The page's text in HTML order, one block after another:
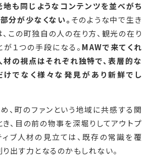
地も同じようなコンテンツを並べがち
分が少なくない。 そのような中で生き
この町独自の人の在り方、観光の在り
１つの手段になる。 MAWで来てくれ
材の視点はそれぞれ独特で、表層的な
けでなく様々な発見があり新鮮でし
、町のファンという地域に共感する関
、目の前の物事を深堀りしてアウトプ
ィブ人材の見立ては、既存の常識を覆
出す力となるのかもしれない。